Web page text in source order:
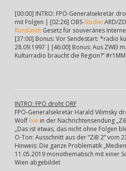
[00:00] INTRO: FPÖ-Generalsekretär
mit Folgen | [02:26] OBS-Studie: ARD/
Russland: Gesetz für souveränes
[37:00] Bonus: Vor Sendestart: *radio
28.09.1997 | [46:00] Bonus: Aus ZWEI
Kulturradio braucht die Region?“
INTRO: FPÖ droht ORF
FPÖ-Generalsekretär Harald Vilimsky
Wolf live in der Nachrichtensendung
„Das ist etwas, das nicht ohne Folgen
O-Ton: Ausschnitt aus der “ZiB 2” vom
Hinweis: Die ganze Problematik
11.05.2019 monothematisch mit einer
Wien abgebildet